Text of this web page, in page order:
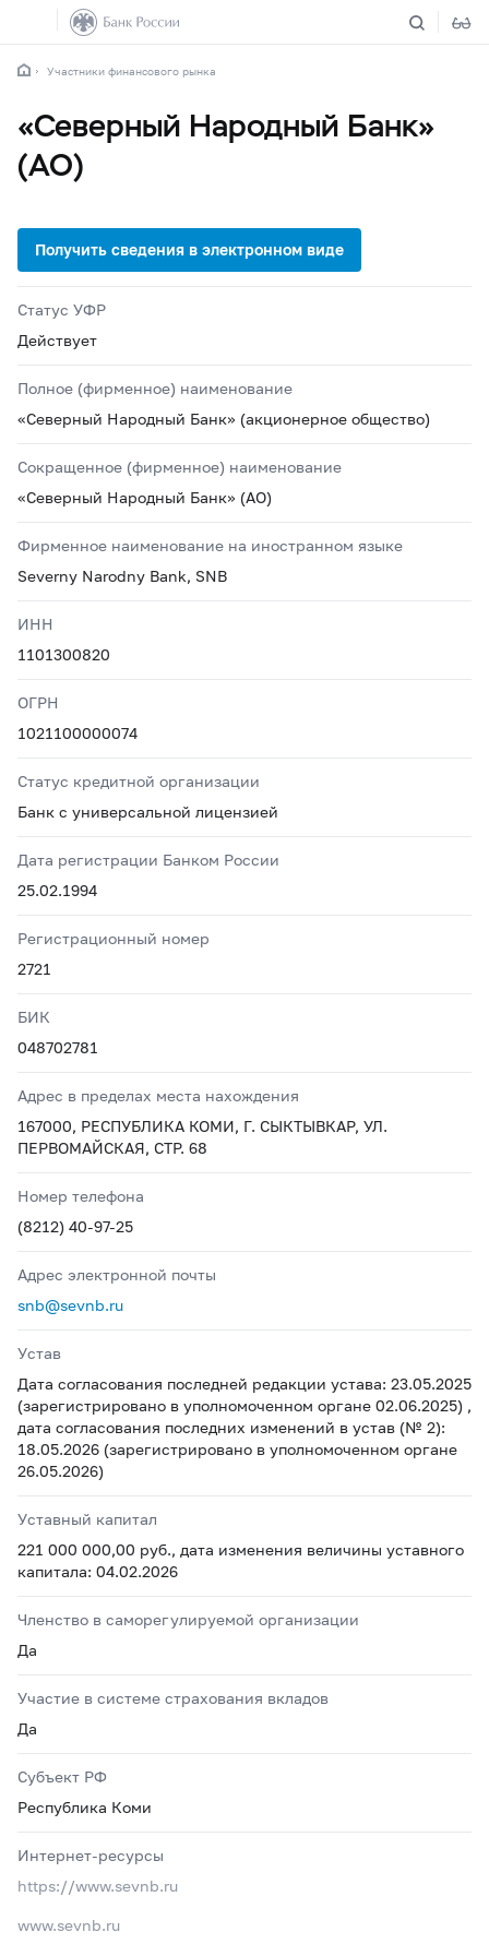
Участники финансового рынка
«Северный Народный Банк»
(АО)
Статус УФР
Действует
Полное (фирменное) наименование
«Северный Народный Банк» (акционерное общество)
Сокращенное (фирменное) наименование
«Северный Народный Банк» (АО)
Фирменное наименование на иностранном языке
Severny Narodny Bank, SNB
ИНН
1101300820
ОГРН
1021100000074
Статус кредитной организации
Банк с универсальной лицензией
Дата регистрации Банком России
25.02.1994
Регистрационный номер
2721
БИК
048702781
Адрес в пределах места нахождения
167000, РЕСПУБЛИКА КОМИ, Г. СЫКТЫВКАР, УЛ.
ПЕРВОМАЙСКАЯ, СТР. 68
Номер телефона
(8212) 40-97-25
Адрес электронной почты
snb@sevnb.ru
Устав
Дата согласования последней редакции устава: 23.05.2025
(зарегистрировано в уполномоченном органе 02.06.2025) ,
дата согласования последних изменений в устав (№ 2):
18.05.2026 (зарегистрировано в уполномоченном органе
26.05.2026)
Уставный капитал
221 000 000,00 руб., дата изменения величины уставного
капитала: 04.02.2026
Членство в саморегулируемой организации
Да
Участие в системе страхования вкладов
Да
Субъект РФ
Республика Коми
Интернет-ресурсы
https://www.sevnb.ru
www.sevnb.ru